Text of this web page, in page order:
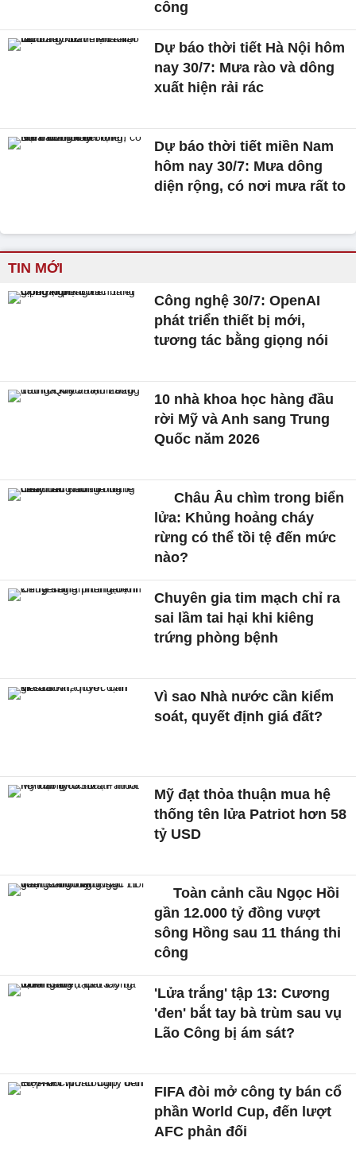
công
Dự báo thời tiết Hà Nội hôm
nay 30/7: Mưa rào và dông
xuất hiện rải rác
Dự báo thời tiết miền Nam
hôm nay 30/7: Mưa dông
diện rộng, có nơi mưa rất to
TIN MỚI
Công nghệ 30/7: OpenAI
phát triển thiết bị mới,
tương tác bằng giọng nói
10 nhà khoa học hàng đầu
rời Mỹ và Anh sang Trung
Quốc năm 2026
Châu Âu chìm trong biển
lửa: Khủng hoảng cháy
rừng có thể tồi tệ đến mức
nào?
Chuyên gia tim mạch chỉ ra
sai lầm tai hại khi kiêng
trứng phòng bệnh
Vì sao Nhà nước cần kiểm
soát, quyết định giá đất?
Mỹ đạt thỏa thuận mua hệ
thống tên lửa Patriot hơn 58
tỷ USD
Toàn cảnh cầu Ngọc Hồi
gần 12.000 tỷ đồng vượt
sông Hồng sau 11 tháng thi
công
'Lửa trắng' tập 13: Cương
'đen' bắt tay bà trùm sau vụ
Lão Công bị ám sát?
FIFA đòi mở công ty bán cổ
phần World Cup, đến lượt
AFC phản đối